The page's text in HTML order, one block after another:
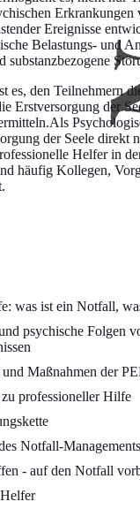
Erkrankungen
Ereignisse
Belastungs- und
substanzbezogene
es, den Teilnehmern
Erstversorgung der
der Seele direkt
Helfer in
häufig Kollegen,
was ist ein Notfall,
psychische Folgen
Maßnahmen der
professioneller Hilfe
Notfall-Managements
- auf den Notfall